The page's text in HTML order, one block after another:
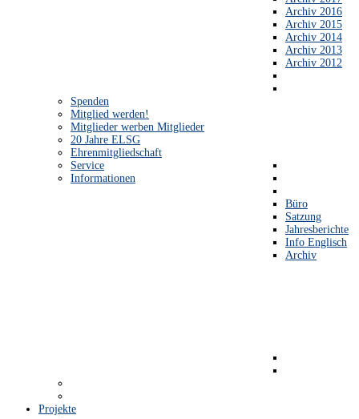
Archiv 2016
Archiv 2015
Archiv 2014
Archiv 2013
Archiv 2012
Spenden
Mitglied werden!
Mitglieder werben Mitglieder
20 Jahre ELSG
Ehrenmitgliedschaft
Service
Informationen
Büro
Satzung
Jahresberichte
Info Englisch
Archiv
Projekte